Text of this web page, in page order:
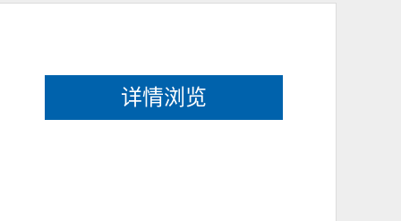
详情浏览